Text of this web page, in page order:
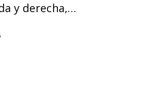
y derecha,…